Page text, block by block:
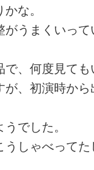
な。
うまくいっ
、何度見て
、初演時か
でした。
うしゃべって